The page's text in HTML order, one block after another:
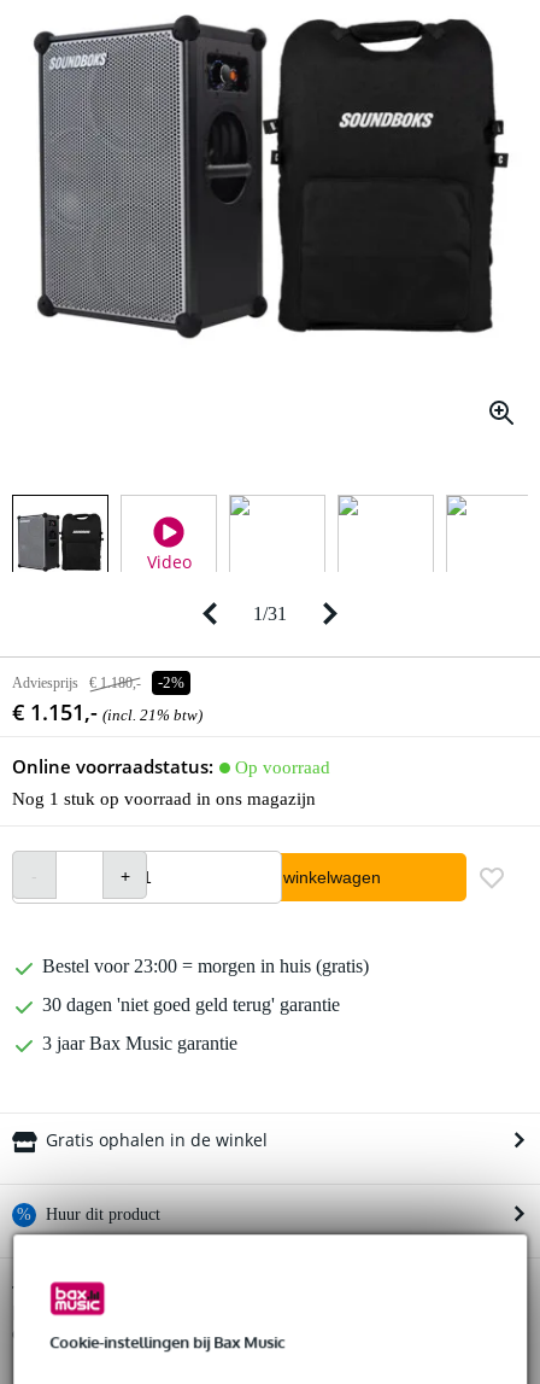
Cookie-instellingen bij Bax Music
Video
1/31
Adviesprijs € 1.180,- -2%
€ 1.151,- (incl. 21% btw)
Online voorraadstatus:
Op voorraad
Nog 1 stuk op voorraad in ons magazijn
In winkelwagen
Bestel voor 23:00 = morgen in huis (gratis)
30 dagen 'niet goed geld terug' garantie
3 jaar Bax Music garantie
Gratis ophalen in de winkel
% Huur dit product
Huur dit product al vanaf 82 euro per maand
Huur meerdere producten tegelijk: min. € 300,- en max.
€ 2.500,-
Gratisthuisbezorgd of op te halen in de winkel
Twijfel je of de
Backpack (2024) rugzak voor Soundboks
de check.